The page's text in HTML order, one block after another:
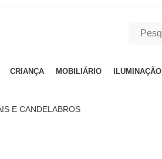
CRIANÇA MOBILIÁRIO ILUMINAÇÃO
E CANDELABROS